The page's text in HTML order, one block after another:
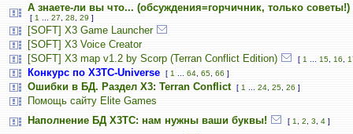
А знаете-ли вы что... (обсуждения=горчичник, только советы!)
[ 1 27 28 29 ]
[SOFT] X3 Game Launcher
[SOFT] X3 Voice Creator
[SOFT] X3 map v1.2 by Scorp (Terran Conflict Edition)
[ 1 15 16
Конкурс по X3TC-Universe [ 1 64 65 66 ]
Ошибки в БД. Раздел X3: Terran Conflict [ 1 24 25 26 ]
Помощь сайту Elite Games
Наполнение БД X3TC: нам нужны ваши буквы!
[ 1 2 3 4 ]